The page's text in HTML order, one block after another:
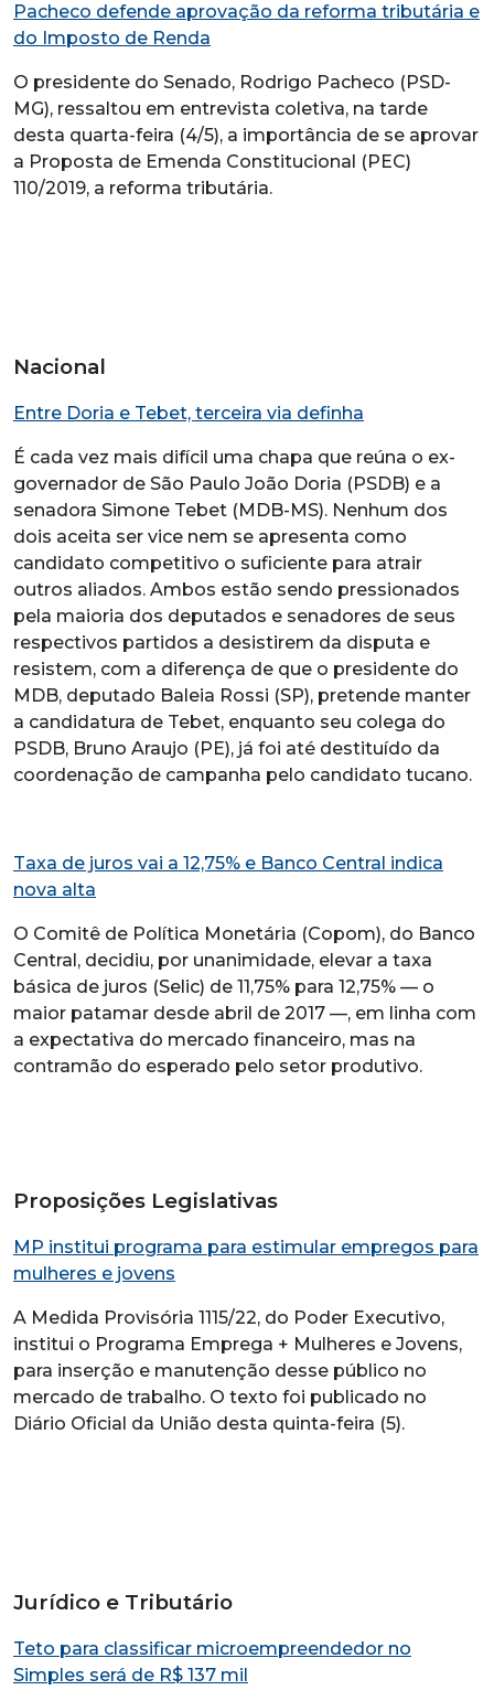
Pacheco defende aprovação da reforma tributária e
do Imposto de Renda
O presidente do Senado, Rodrigo Pacheco (PSD-
MG), ressaltou em entrevista coletiva, na tarde
desta quarta-feira (4/5), a importância de se aprovar
a Proposta de Emenda Constitucional (PEC)
110/2019, a reforma tributária.
Nacional
Entre Doria e Tebet, terceira via definha
É cada vez mais difícil uma chapa que reúna o ex-
governador de São Paulo João Doria (PSDB) e a
senadora Simone Tebet (MDB-MS). Nenhum dos
dois aceita ser vice nem se apresenta como
candidato competitivo o suficiente para atrair
outros aliados. Ambos estão sendo pressionados
pela maioria dos deputados e senadores de seus
respectivos partidos a desistirem da disputa e
resistem, com a diferença de que o presidente do
MDB, deputado Baleia Rossi (SP), pretende manter
a candidatura de Tebet, enquanto seu colega do
PSDB, Bruno Araujo (PE), já foi até destituído da
coordenação de campanha pelo candidato tucano.
Taxa de juros vai a 12,75% e Banco Central indica
nova alta
O Comitê de Política Monetária (Copom), do Banco
Central, decidiu, por unanimidade, elevar a taxa
básica de juros (Selic) de 11,75% para 12,75% — o
maior patamar desde abril de 2017 —, em linha com
a expectativa do mercado financeiro, mas na
contramão do esperado pelo setor produtivo.
Proposições Legislativas
MP institui programa para estimular empregos para
mulheres e jovens
A Medida Provisória 1115/22, do Poder Executivo,
institui o Programa Emprega + Mulheres e Jovens,
para inserção e manutenção desse público no
mercado de trabalho. O texto foi publicado no
Diário Oficial da União desta quinta-feira (5).
Jurídico e Tributário
Teto para classificar microempreendedor no
Simples será de R$ 137 mil